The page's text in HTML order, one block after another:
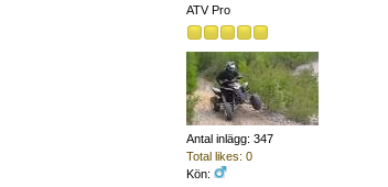
ATV Pro
Antal inlägg: 347
Total likes: 0
Kön: